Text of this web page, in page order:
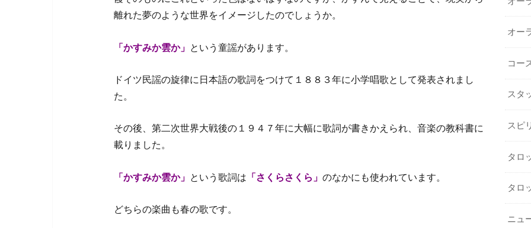
離れた夢のような世界をイメージしたのでしょうか。
「かすみか雲か」 という童謡があります。
ドイツ民謡の旋律に日本語の歌詞をつけて１８８３年に小学唱歌として発表されまし
た。
その後、第二次世界大戦後の１９４７年に大幅に歌詞が書きかえられ、音楽の教科書に
載りました。
「かすみか雲か」 という歌詞は 「さくらさくら」 のなかにも使われています。
どちらの楽曲も春の歌です。
オー
コー
スタ
スピ
タロ
タロ
ニュ